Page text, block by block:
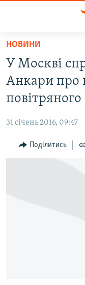
Перейти
основного
матеріалу
Перейти
до
основної
Перейти
до
ВІДЕО ТА ФОТО
БЛОГИ
ПОГЛЯД
НОВИНИ
У Москві
Анкари про
31 січень 2016, 09:47
Поділитись